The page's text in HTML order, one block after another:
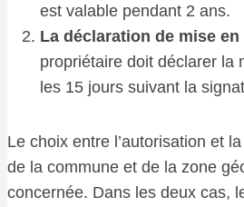
est valable pendant 2 ans.
La déclaration de mise
propriétaire doit déclarer la
les 15 jours suivant la
Le choix entre l’autorisation et
de la commune et de la zone
concernée. Dans les deux cas,